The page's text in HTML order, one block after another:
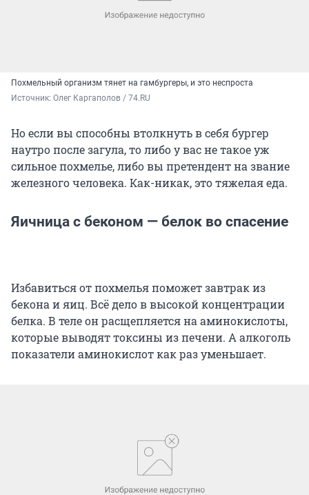
Похмельный организм тянет на гамбургеры, и это неспроста
Источник: Олег Каргаполов / 74.RU
Но если вы способны втолкнуть в себя бургер
наутро после загула, то либо у вас не такое уж
сильное похмелье, либо вы претендент на звание
железного человека. Как-никак, это тяжелая еда.
Яичница с беконом — белок во спасение
Избавиться от похмелья поможет завтрак из
бекона и яиц. Всё дело в высокой концентрации
белка. В теле он расщепляется на аминокислоты,
которые выводят токсины из печени. А алкоголь
показатели аминокислот как раз уменьшает.